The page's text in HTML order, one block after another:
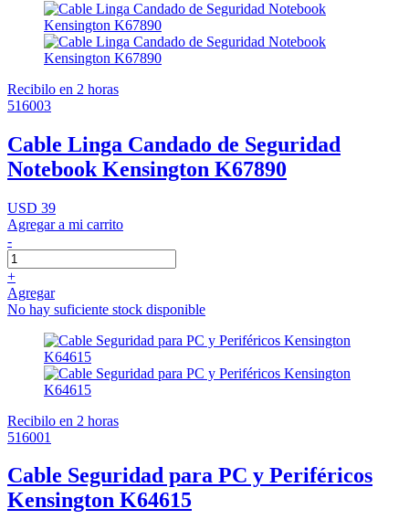
Recibilo en 2 horas
516003
Cable Linga Candado de Seguridad
Notebook Kensington K67890
USD 39
Agregar a mi carrito
-
+
Agregar
No hay suficiente stock disponible
Recibilo en 2 horas
516001
Cable Seguridad para PC y Periféricos
Kensington K64615